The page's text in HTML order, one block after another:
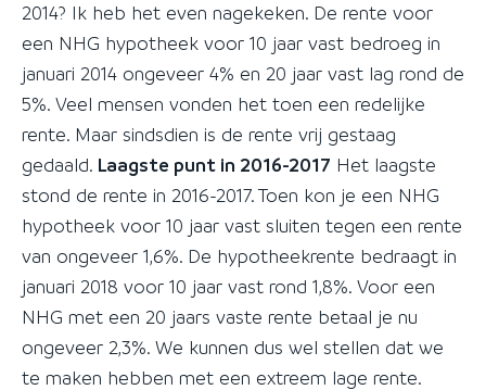
2014? Ik heb het even nagekeken. De rente voor
een NHG hypotheek voor 10 jaar vast bedroeg in
januari 2014 ongeveer 4% en 20 jaar vast lag rond de
5%. Veel mensen vonden het toen een redelijke
rente. Maar sindsdien is de rente vrij gestaag
gedaald. Laagste punt in 2016-2017 Het laagste
stond de rente in 2016-2017. Toen kon je een NHG
hypotheek voor 10 jaar vast sluiten tegen een rente
van ongeveer 1,6%. De hypotheekrente bedraagt in
januari 2018 voor 10 jaar vast rond 1,8%. Voor een
NHG met een 20 jaars vaste rente betaal je nu
ongeveer 2,3%. We kunnen dus wel stellen dat we
te maken hebben met een extreem lage rente.